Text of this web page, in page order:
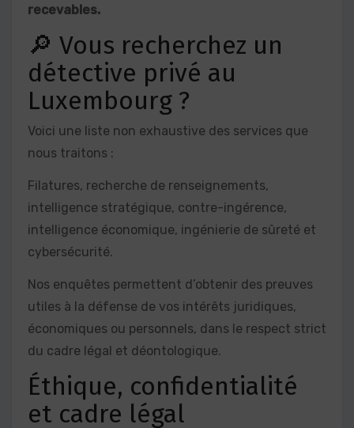
recevables.
🔎 Vous recherchez un
détective privé au
Luxembourg ?
Voici une liste non exhaustive des services que
nous traitons :
Filatures, recherche de renseignements,
intelligence stratégique, contre-ingérence,
intelligence économique, ingénierie de sûreté et
cybersécurité.
Nos enquêtes permettent d’obtenir des preuves
utiles à la défense de vos intérêts juridiques,
économiques ou personnels, dans le respect strict
du cadre légal et déontologique.
Éthique, confidentialité
et cadre légal